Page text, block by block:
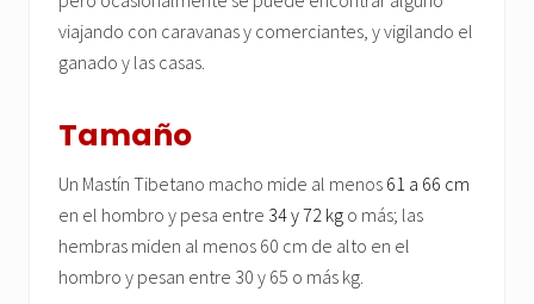
viajando con caravanas y comerciantes, y vigilando el
ganado y las casas.
Tamaño
Un Mastín Tibetano macho mide al menos 61 a 66 cm
en el hombro y pesa entre 34 y 72 kg o más; las
hembras miden al menos 60 cm de alto en el
hombro y pesan entre 30 y 65 o más kg.